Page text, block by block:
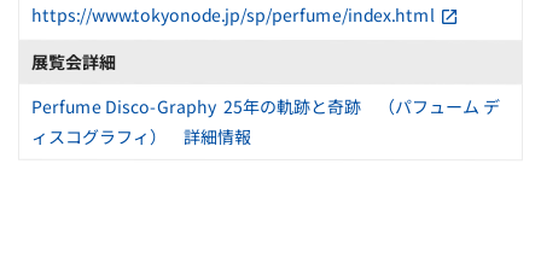
https://www.tokyonode.jp/sp/perfume/index.html
展覧会詳細
Perfume Disco-Graphy 25年の軌跡と奇跡 （パフューム デ
ィスコグラフィ） 詳細情報